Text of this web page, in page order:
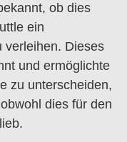
ob dies
ein
verleihen. Dieses
und ermöglichte
zu unterscheiden,
dies für den